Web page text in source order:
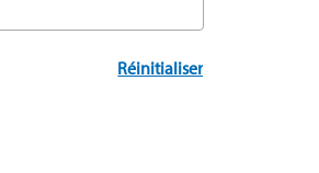
Réinitialiser